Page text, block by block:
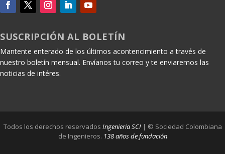
SUSCRIPCIÓN AL BOLETÍN
Mantente enterado de los últimos acontencimiento a través de
nuestro boletín mensual. Envíanos tu correo y te enviaremos las
noticias de intéres.
Todos los derechos reservados Ingenieria SCI | © Sociedad Colombiana
de Ingenieros. 138 años de fundación